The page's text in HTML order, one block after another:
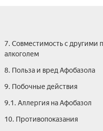
7. Совместимость с другими
алкоголем
8. Польза и вред Афобазола
9. Побочные действия
9.1. Аллергия на Афобазол
10. Противопоказания